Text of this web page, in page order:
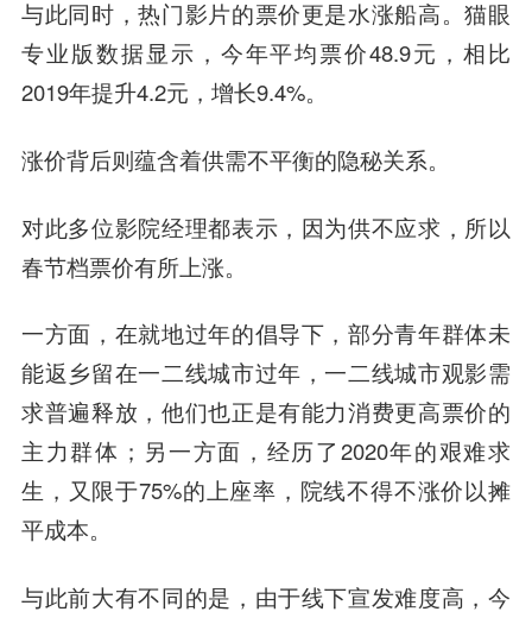
与此同时，热门影片的票价更是水涨船高。猫眼
专业版数据显示，今年平均票价48.9元，相比
2019年提升4.2元，增长9.4%。
涨价背后则蕴含着供需不平衡的隐秘关系。
对此多位影院经理都表示，因为供不应求，所以
春节档票价有所上涨。
一方面，在就地过年的倡导下，部分青年群体未
能返乡留在一二线城市过年，一二线城市观影需
求普遍释放，他们也正是有能力消费更高票价的
主力群体；另一方面，经历了2020年的艰难求
生，又限于75%的上座率，院线不得不涨价以摊
平成本。
与此前大有不同的是，由于线下宣发难度高，今